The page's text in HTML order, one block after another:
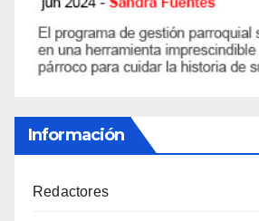
Información
Redactores